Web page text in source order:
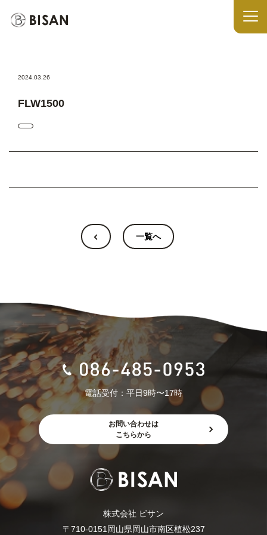
株式会社 ビサン
〒710-0151岡山県岡山市南区植松237
2024.03.26
FLW1500
一覧へ
電話受付：平日9時〜17時
お問い合わせは
こちらから
株式会社 ビサン
〒710-0151岡山県岡山市南区植松237